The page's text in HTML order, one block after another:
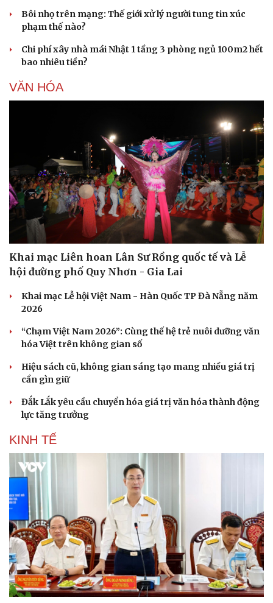
Du lịch
Câu chuyện thời sự
Đọc truyện đêm khuya
Cửa sổ tình yêu
Kể chuyện cho bé
Hạt giống tâm hồn
Bôi nhọ trên mạng: Thế giới xử lý người tung tin xúc
phạm thế nào?
Chi phí xây nhà mái Nhật 1 tầng 3 phòng ngủ 100m2 hết
bao nhiêu tiền?
VĂN HÓA
Khai mạc Liên hoan Lân Sư Rồng quốc tế và Lễ
hội đường phố Quy Nhơn - Gia Lai
Khai mạc Lễ hội Việt Nam - Hàn Quốc TP Đà Nẵng năm
2026
“Chạm Việt Nam 2026”: Cùng thế hệ trẻ nuôi dưỡng văn
hóa Việt trên không gian số
Hiệu sách cũ, không gian sáng tạo mang nhiều giá trị
cần gìn giữ
Đắk Lắk yêu cầu chuyển hóa giá trị văn hóa thành động
lực tăng trưởng
KINH TẾ